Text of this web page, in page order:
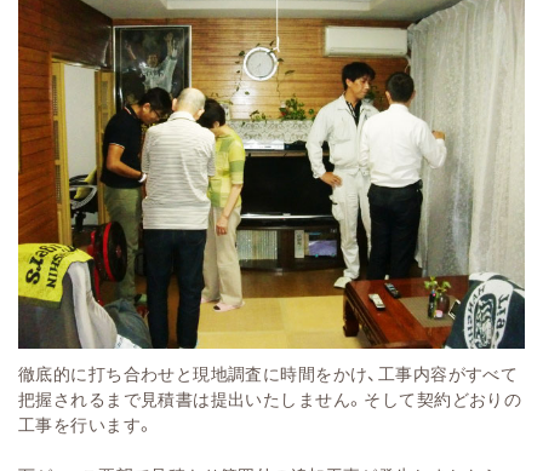
徹底的に打ち合わせと現地調査に時間をかけ、工事内容がすべて
把握されるまで見積書は提出いたしません。そして契約どおりの
工事を行います。